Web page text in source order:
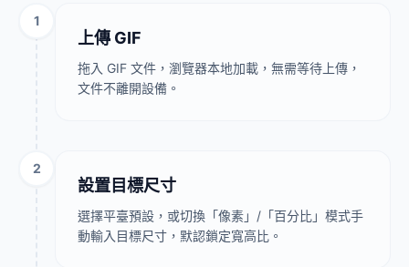
1
上傳 GIF
拖入 GIF 文件，瀏覽器本地加載，無需等待上傳，
文件不離開設備。
2
設置目標尺寸
選擇平臺預設，或切換「像素」/「百分比」模式手
動輸入目標尺寸，默認鎖定寬高比。